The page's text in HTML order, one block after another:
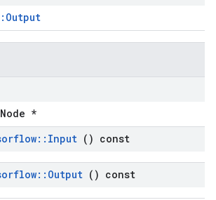
*
:: Input () const
:: Output () const